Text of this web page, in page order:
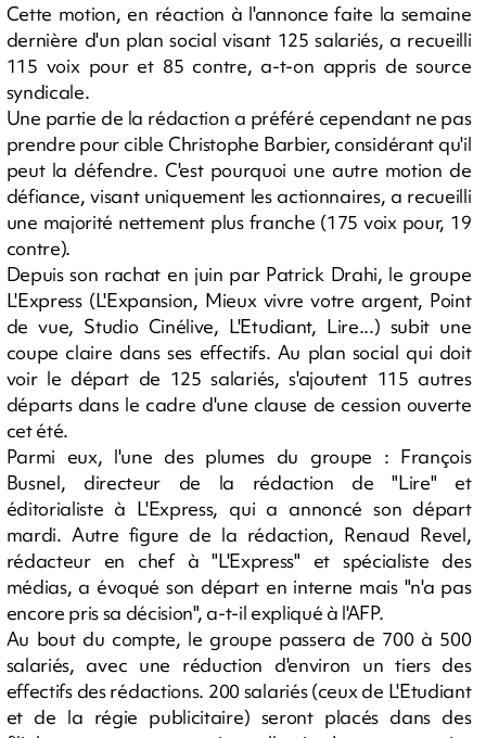
Cette motion, en réaction à l'annonce faite la semaine
dernière d'un plan social visant 125 salariés, a recueilli
115 voix pour et 85 contre, a-t-on appris de source
syndicale.
Une partie de la rédaction a préféré cependant ne pas
prendre pour cible Christophe Barbier, considérant qu'il
peut la défendre. C'est pourquoi une autre motion de
défiance, visant uniquement les actionnaires, a recueilli
une majorité nettement plus franche (175 voix pour, 19
contre).
Depuis son rachat en juin par Patrick Drahi, le groupe
L'Express (L'Expansion, Mieux vivre votre argent, Point
de vue, Studio Cinélive, L'Etudiant, Lire...) subit une
coupe claire dans ses effectifs. Au plan social qui doit
voir le départ de 125 salariés, s'ajoutent 115 autres
départs dans le cadre d'une clause de cession ouverte
cet été.
Parmi eux, l'une des plumes du groupe : François
Busnel, directeur de la rédaction de "Lire" et
éditorialiste à L'Express, qui a annoncé son départ
mardi. Autre figure de la rédaction, Renaud Revel,
rédacteur en chef à "L'Express" et spécialiste des
médias, a évoqué son départ en interne mais "n'a pas
encore pris sa décision", a-t-il expliqué à l'AFP.
Au bout du compte, le groupe passera de 700 à 500
salariés, avec une réduction d'environ un tiers des
effectifs des rédactions. 200 salariés (ceux de L'Etudiant
et de la régie publicitaire) seront placés dans des